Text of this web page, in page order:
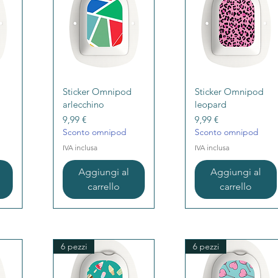
Vista rapida
Sticker Omnipod
arlecchino
Prezzo
9,99 €
Sconto omnipod
IVA inclusa
Aggiungi al
carrello
Vista rapida
Sticker Omnipod
leopard
Prezzo
9,99 €
Sconto omnipod
IVA inclusa
Aggiungi al
carrello
6 pezzi 6 pezzi